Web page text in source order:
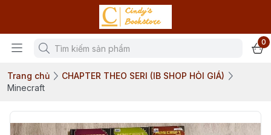
0
Trang chủ
CHAPTER THEO SERI (IB SHOP HỎI GIÁ)
Minecraft